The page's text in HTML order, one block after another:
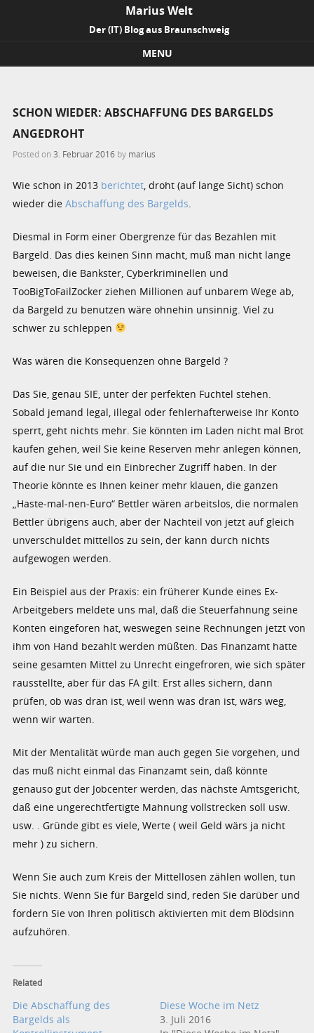
Marius Welt
Der (IT) Blog aus Braunschweig
MENU
SCHON WIEDER: ABSCHAFFUNG DES BARGELDS
ANGEDROHT
Posted on3. Februar 2016 by marius
Wie schon in 2013 berichtet , droht (auf lange Sicht) schon
wieder dieAbschaffung des Bargelds
Diesmal in Form einer Obergrenze für das Bezahlen mit
Bargeld. Das dies keinen Sinn macht, muß man nicht lange
beweisen, die Bankster, Cyberkriminellen und
TooBigToFailZocker ziehen Millionen auf unbarem Wege ab,
da Bargeld zu benutzen wäre ohnehin unsinnig. Viel zu
schwer zu schleppen
Was wären die Konsequenzen ohne Bargeld ?
Das Sie, genau SIE, unter der perfekten Fuchtel stehen.
Sobald jemand legal, illegal oder fehlerhafterweise Ihr Konto
sperrt, geht nichts mehr. Sie könnten im Laden nicht mal Brot
kaufen gehen, weil Sie keine Reserven mehr anlegen können,
auf die nur Sie und ein Einbrecher Zugriff haben. In der
Theorie könnte es Ihnen keiner mehr klauen, die ganzen
„Haste-mal-nen-Euro“ Bettler wären arbeitslos, die normalen
Bettler übrigens auch, aber der Nachteil von jetzt auf gleich
unverschuldet mittellos zu sein, der kann durch nichts
aufgewogen werden.
Ein Beispiel aus der Praxis: ein früherer Kunde eines Ex-
Arbeitgebers meldete uns mal, daß die Steuerfahnung seine
Konten eingeforen hat, weswegen seine Rechnungen jetzt von
ihm von Hand bezahlt werden müßten. Das Finanzamt hatte
seine gesamten Mittel zu Unrecht eingefroren, wie sich später
rausstellte, aber für das FA gilt: Erst alles sichern, dann
prüfen, ob was dran ist, weil wenn was dran ist, wärs weg,
wenn wir warten.
Mit der Mentalität würde man auch gegen Sie vorgehen, und
das muß nicht einmal das Finanzamt sein, daß könnte
genauso gut der Jobcenter werden, das nächste Amtsgericht,
daß eine ungerechtfertigte Mahnung vollstrecken soll usw.
usw. . Gründe gibt es viele, Werte ( weil Geld wärs ja nicht
mehr ) zu sichern.
Wenn Sie auch zum Kreis der Mittellosen zählen wollen, tun
Sie nichts. Wenn Sie für Bargeld sind, reden Sie darüber und
fordern Sie von Ihren politisch aktivierten mit dem Blödsinn
aufzuhören.
Related
Die Abschaffung des
Bargelds als
Diese Woche im Netz
3. Juli 2016